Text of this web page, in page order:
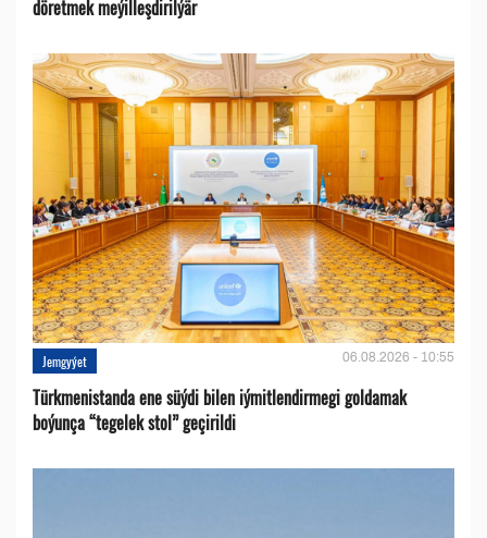
döretmek meýilleşdirilýär
Jemgyýet 06.08.2026 - 10:55
Türkmenistanda ene süýdi bilen iýmitlendirmegi goldamak
boýunça “tegelek stol” geçirildi